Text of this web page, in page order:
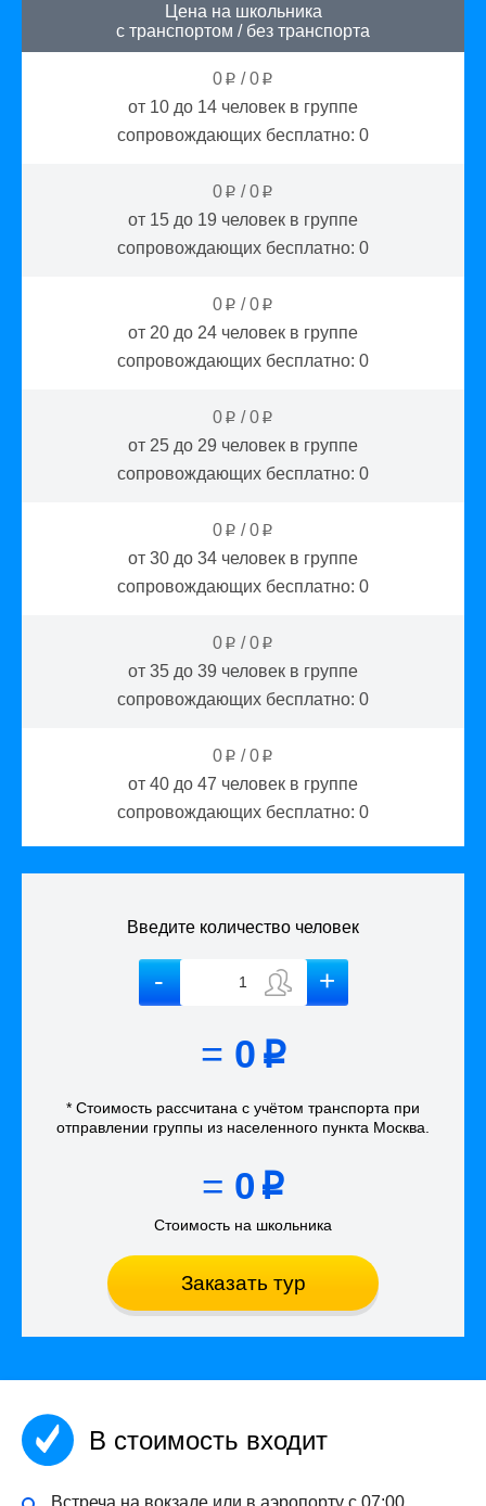
Цена на школьника
с транспортом / без транспорта
0 p /0 p
от 10 до 14 человек в группе
сопровождающих бесплатно: 0
0 p /0 p
от 15 до 19 человек в группе
сопровождающих бесплатно: 0
0 p /0 p
от 20 до 24 человек в группе
сопровождающих бесплатно: 0
0 p /0 p
от 25 до 29 человек в группе
сопровождающих бесплатно: 0
0 p /0 p
от 30 до 34 человек в группе
сопровождающих бесплатно: 0
0 p /0 p
от 35 до 39 человек в группе
сопровождающих бесплатно: 0
0 p /0 p
от 40 до 47 человек в группе
сопровождающих бесплатно: 0
Введите количество человек
= 0 p
* Стоимость рассчитана с учётом транспорта при
отправлении группы из населенного пункта Москва
= 0 p
Стоимость на школьника
Заказать тур
В стоимость входит